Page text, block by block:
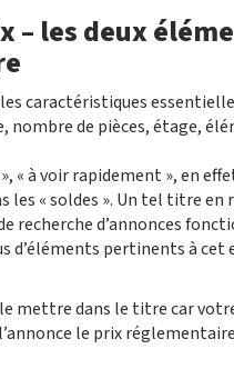
– les deux
caractéristiques
nombre de pièces, étage,
« à voir rapidement », en
les « soldes ». Un tel titre
recherche d’annonces
d’éléments pertinents à
mettre dans le titre car
le prix